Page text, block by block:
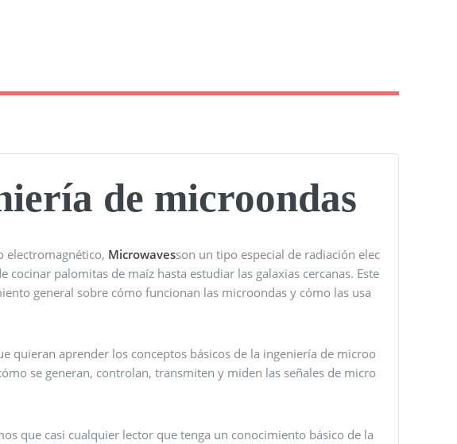
de microondas
electromagnético, Microwavesson un tipo especial de radiación elec
palomitas de maíz hasta estudiar las galaxias cercanas. Este
general sobre cómo funcionan las microondas y cómo las usa
quieran aprender los conceptos básicos de la ingeniería de microo
se generan, controlan, transmiten y miden las señales de micro
que casi cualquier lector que tenga un conocimiento básico de la